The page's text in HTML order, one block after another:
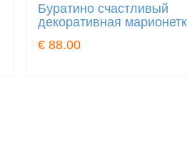
Буратино счастливый
декоративная
€ 88.00